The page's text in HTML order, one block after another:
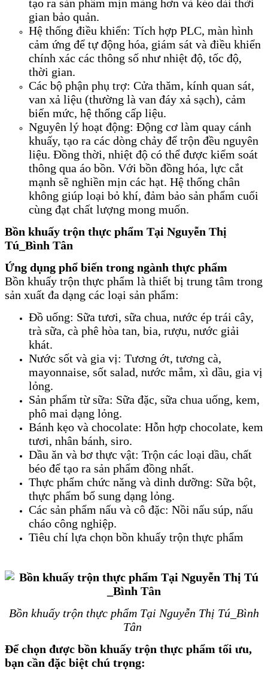
tạo ra sản phẩm mịn màng hơn và kéo dài thời
gian bảo quản.
Hệ thống điều khiển: Tích hợp PLC, màn hình
cảm ứng để tự động hóa, giám sát và điều khiển
chính xác các thông số như nhiệt độ, tốc độ,
thời gian.
Các bộ phận phụ trợ: Cửa thăm, kính quan sát,
van xả liệu (thường là van đáy xả sạch), cảm
biến mức, hệ thống cấp liệu.
Nguyên lý hoạt động: Động cơ làm quay cánh
khuấy, tạo ra các dòng chảy để trộn đều nguyên
liệu. Đồng thời, nhiệt độ có thể được kiểm soát
thông qua áo bồn. Với bồn đồng hóa, lực cắt
mạnh sẽ nghiền mịn các hạt. Hệ thống chân
không giúp loại bỏ khí, đảm bảo sản phẩm cuối
cùng đạt chất lượng mong muốn.
Bồn khuấy trộn thực phẩm Tại Nguyễn Thị
Tú_Bình Tân
Ứng dụng phổ biến trong ngành thực phẩm
Bồn khuấy trộn thực phẩm là thiết bị trung tâm trong
sản xuất đa dạng các loại sản phẩm:
Đồ uống: Sữa tươi, sữa chua, nước ép trái cây,
trà sữa, cà phê hòa tan, bia, rượu, nước giải
khát.
Nước sốt và gia vị: Tương ớt, tương cà,
mayonnaise, sốt salad, nước mắm, xì dầu, gia vị
lỏng.
Sản phẩm từ sữa: Sữa đặc, sữa chua uống, kem,
phô mai dạng lỏng.
Bánh kẹo và chocolate: Hỗn hợp chocolate, kem
tươi, nhân bánh, siro.
Dầu ăn và bơ thực vật: Trộn các loại dầu, chất
béo để tạo ra sản phẩm đồng nhất.
Thực phẩm chức năng và dinh dưỡng: Sữa bột,
thực phẩm bổ sung dạng lỏng.
Các sản phẩm nấu và cô đặc: Nồi nấu súp, nấu
cháo công nghiệp.
Tiêu chí lựa chọn bồn khuấy trộn thực phẩm
Bồn khuấy trộn thực phẩm Tại Nguyễn Thị Tú_Bình
Tân
Để chọn được bồn khuấy trộn thực phẩm tối ưu,
bạn cần đặc biệt chú trọng: